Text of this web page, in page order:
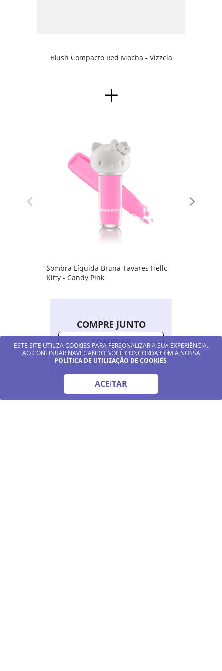
ESTE SITE UTILIZA COOKIES PARA PERSONALIZAR A SUA EXPERIÊNCIA.
AO CONTINUAR NAVEGANDO, VOCÊ CONCORDA COM A NOSSA
POLÍTICA DE UTILIZAÇÃO DE COOKIES.
ACEITAR
Blush Compacto Red Mocha - Vizzela
Sombra Líquida Bruna Tavares Hello
Kitty - Candy Pink
COMPRE JUNTO
COMPRAR